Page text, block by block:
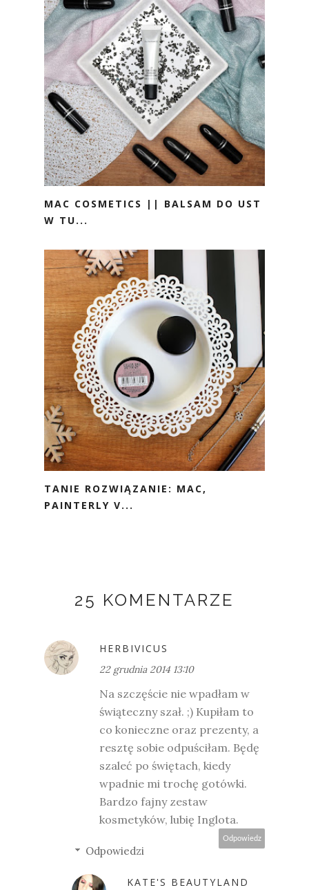
MAC COSMETICS || BALSAM DO UST
W TU...
TANIE ROZWIĄZANIE: MAC,
PAINTERLY V...
25 KOMENTARZE
HERBIVICUS
22 grudnia 2014 13:10
Na szczęście nie wpadłam w
świąteczny szał. ;) Kupiłam to
co konieczne oraz prezenty, a
resztę sobie odpuściłam. Będę
szaleć po świętach, kiedy
wpadnie mi trochę gotówki.
Bardzo fajny zestaw
kosmetyków, lubię Inglota.
Odpowiedz
Odpowiedzi
KATE'S BEAUTYLAND